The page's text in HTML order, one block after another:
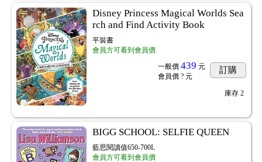
Disney Princess Magical Worlds Sea
rch and Find Activity Book
平裝書
會員方可看到會員價
一般價 439 元
會員價? 元
訂購
庫存 2
BIGG SCHOOL: SELFIE QUEEN
藍思閱讀值650-700L
會員方可看到會員價